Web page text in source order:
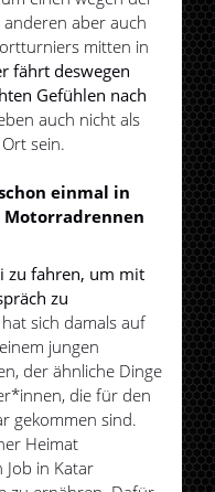
aber auch
mitten in
fährt deswegen
Gefühlen nach
auch nicht als
sein.
einmal in
Motorradrennen
zu fahren, um mit
zu
sich damals auf
jungen
der ähnliche Dinge
die für den
gekommen sind.
Heimat
in Katar